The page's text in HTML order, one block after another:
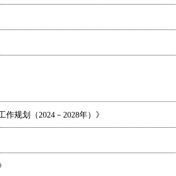
规划（2024－2028年）》